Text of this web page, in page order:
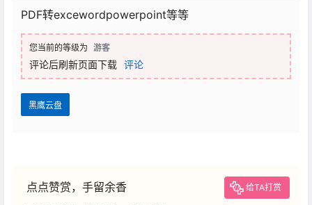
PDF转excewordpowerpoint等等
您当前的等级为 游客
评论后刷新页面下载 评论
黑鹰云盘
点点赞赏，手留余香 给TA打赏